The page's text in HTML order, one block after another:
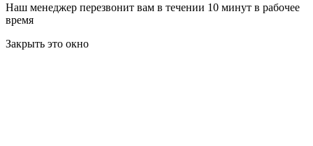
Наш менеджер перезвонит вам в течении 10 минут в рабочее
время
Закрыть это окно